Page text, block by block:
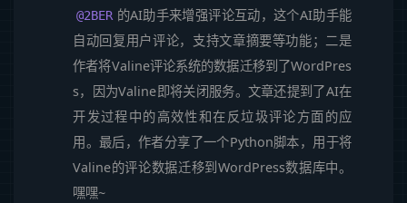
@2BER 的AI助手来增强评论互动，这个AI助手能
自动回复用户评论，支持文章摘要等功能；二是
作者将Valine评论系统的数据迁移到了WordPres
s，因为Valine即将关闭服务。文章还提到了AI在
开发过程中的高效性和在反垃圾评论方面的应
用。最后，作者分享了一个Python脚本，用于将
Valine的评论数据迁移到WordPress数据库中。
嘿嘿~